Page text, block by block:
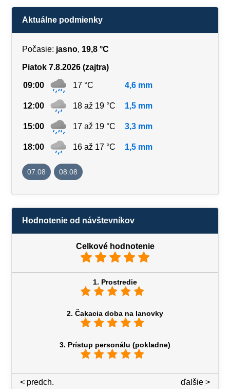
Aktuálne podmienky
Počasie: jasno, 19,8 °C
Piatok 7.8.2026 (zajtra)
09:00 17 °C 4,6 mm
12:00 18 až 19 °C 1,5 mm
15:00 17 až 19 °C 3,3 mm
18:00 16 až 17 °C 1,5 mm
07.08 08.08
Hodnotenie od návštevníkov
Celkové hodnotenie
1. Prostredie
2. Čakacia doba na lanovky
3. Prístup personálu (pokladne)
ďalšie >
< predch.